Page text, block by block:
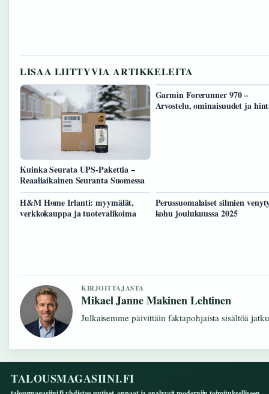
LISAA LIITTYVIA ARTIKKELEITA
Kuinka Seurata UPS-Pakettia –
Reaaliaikainen Seuranta Suomessa
Garmin Forerunner 970 –
Arvostelu, ominaisuudet ja
H&M Home Irlanti: myymälät,
verkkokauppa ja tuotevalikoima
Perussuomalaiset silmien
kohu joulukuussa 2025
KIRJOITTAJASTA
Mikael Janne Makinen Lehtinen
Julkaisemme päivittäin faktapohjaista sisältöä
TALOUSMAGASIINI.FI